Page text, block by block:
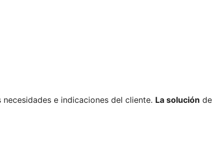
e indicaciones del cliente. La solución de